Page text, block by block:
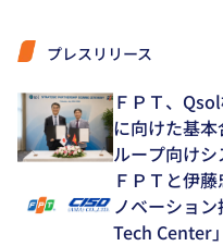
プレスリリース
ＦＰＴ、
に向けた基
ループ向け
域で中長期的
ＦＰＴと伊
ノベーショ
Tech Center